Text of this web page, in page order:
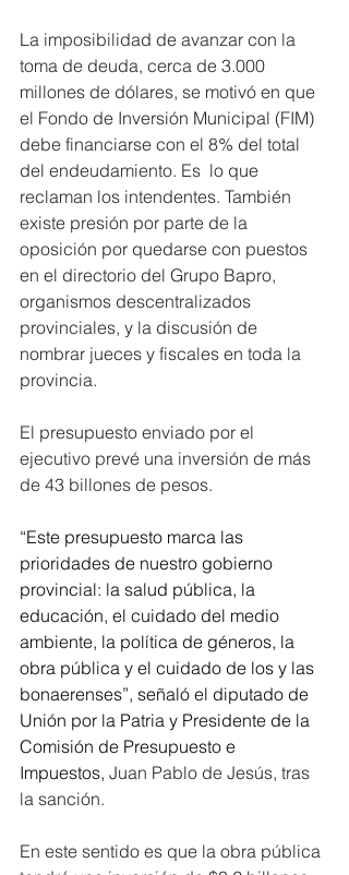
La imposibilidad de avanzar con la
toma de deuda, cerca de 3.000
millones de dólares, se motivó en que
el Fondo de Inversión Municipal (FIM)
debe financiarse con el 8% del total
del endeudamiento. Es  lo que
reclaman los intendentes. También
existe presión por parte de la
oposición por quedarse con puestos
en el directorio del Grupo Bapro,
organismos descentralizados
provinciales, y la discusión de
nombrar jueces y fiscales en toda la
provincia.
El presupuesto enviado por el
ejecutivo prevé una inversión de más
de 43 billones de pesos.
“Este presupuesto marca las
prioridades de nuestro gobierno
provincial: la salud pública, la
educación, el cuidado del medio
ambiente, la política de géneros, la
obra pública y el cuidado de los y las
bonaerenses”, señaló el diputado de
Unión por la Patria y Presidente de la
Comisión de Presupuesto e
Impuestos, Juan Pablo de Jesús, tras
la sanción.
En este sentido es que la obra pública